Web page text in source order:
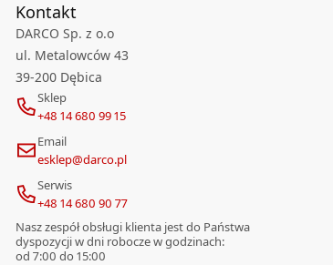
Kontakt
DARCO Sp. z o.o
ul. Metalowców 43
39-200 Dębica
Sklep
+48 14 680 99 15
Email
esklep@darco.pl
Serwis
+48 14 680 90 77
Nasz zespół obsługi klienta jest do Państwa
dyspozycji w dni robocze w godzinach:
od 7:00 do 15:00